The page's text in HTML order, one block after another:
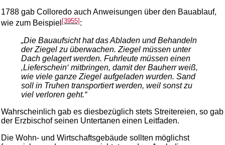
1788 gab Colloredo auch Anweisungen über den Bauablauf,
wie zum Beispiel [3955]:
„Die Bauaufsicht hat das Abladen und Behandeln
der Ziegel zu überwachen. Ziegel müssen unter
Dach gelagert werden. Fuhrleute müssen einen
‚Lieferschein‘ mitbringen, damit der Bauherr weiß,
wie viele ganze Ziegel aufgeladen wurden. Sand
soll in Truhen transportiert werden, weil sonst zu
viel verloren geht.“
Wahrscheinlich gab es diesbezüglich stets Streitereien, so gab
der Erzbischof seinen Untertanen einen Leitfaden.
Die Wohn- und Wirtschaftsgebäude sollten möglichst